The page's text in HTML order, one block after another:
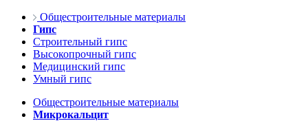
Общестроительные материалы
Гипс
Строительный гипс
Высокопрочный гипс
Медицинский гипс
Умный гипс
Общестроительные материалы
Микрокальцит